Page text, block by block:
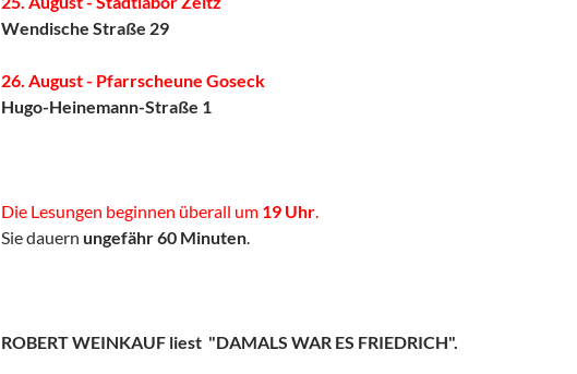
Wendische Straße 29
26. August - Pfarrscheune Goseck
Hugo-Heinemann-Straße 1
Die Lesungen beginnen überall um 19 Uhr
Sie dauern ungefähr 60 Minuten
ROBERT WEINKAUF liest "DAMALS WAR ES FRIEDRICH".